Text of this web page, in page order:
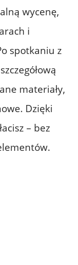
wycenę,
i
spotkaniu z
materiały,
Dzięki
– bez